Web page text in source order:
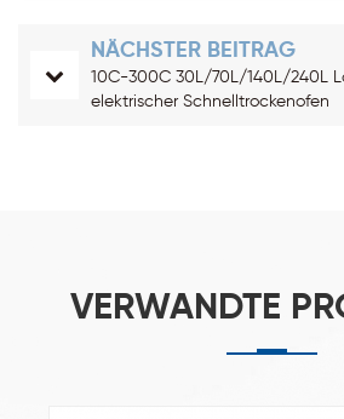
NÄCHSTER BEITRAG
10C-300C 30L/70L/140L/240L
elektrischer Schnelltrockenofen
VERWANDTE